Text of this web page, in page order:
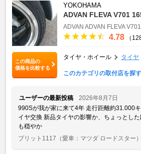
この商品の
価格を比較する
YOKOHAMA
ADVAN FLEVA V701
ADVAN ADVAN FLEVA V701
4.78 （
タイヤ・ホイール タイヤ
このカテゴリの取付店を探す
ユーザーの最新投稿
2026年8月7日
990Sが我が家に来て4年 走行距離約31.000
イヤ交換 新品タイヤの影響か、ちょっとし
も穏やか
ブリット1117 （愛車：マツダ ロードスター）